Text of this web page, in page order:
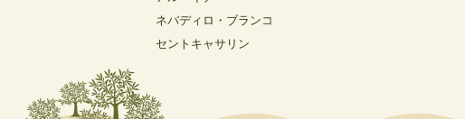
ネバディロ・ブランコ
セントキャサリン